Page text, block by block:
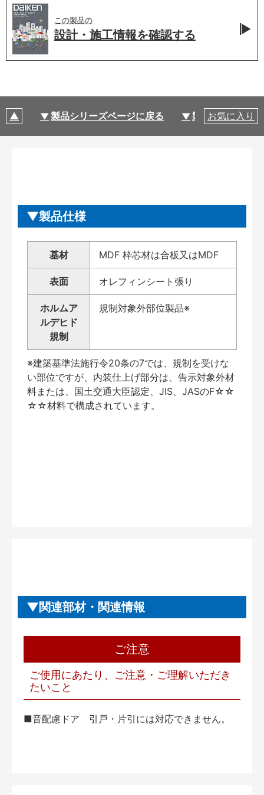
この製品の
設計・施工情報を確認する
製品シリーズページに戻る 製品仕様
お気に入り
製品仕様
基材 MDF 枠芯材は合板又はMDF
表面 オレフィンシート張り
ホルムア
ルデヒド
規制
規制対象外部位製品※
※建築基準法施行令20条の7では、規制を受けな
い部位ですが、内装仕上げ部分は、告示対象外材
料または、国土交通大臣認定、JIS、JASのF☆☆
☆☆材料で構成されています。
関連部材・関連情報
ご注意
ご使用にあたり、ご注意・ご理解いただき
たいこと
■音配慮ドア 引戸・片引には対応できません。